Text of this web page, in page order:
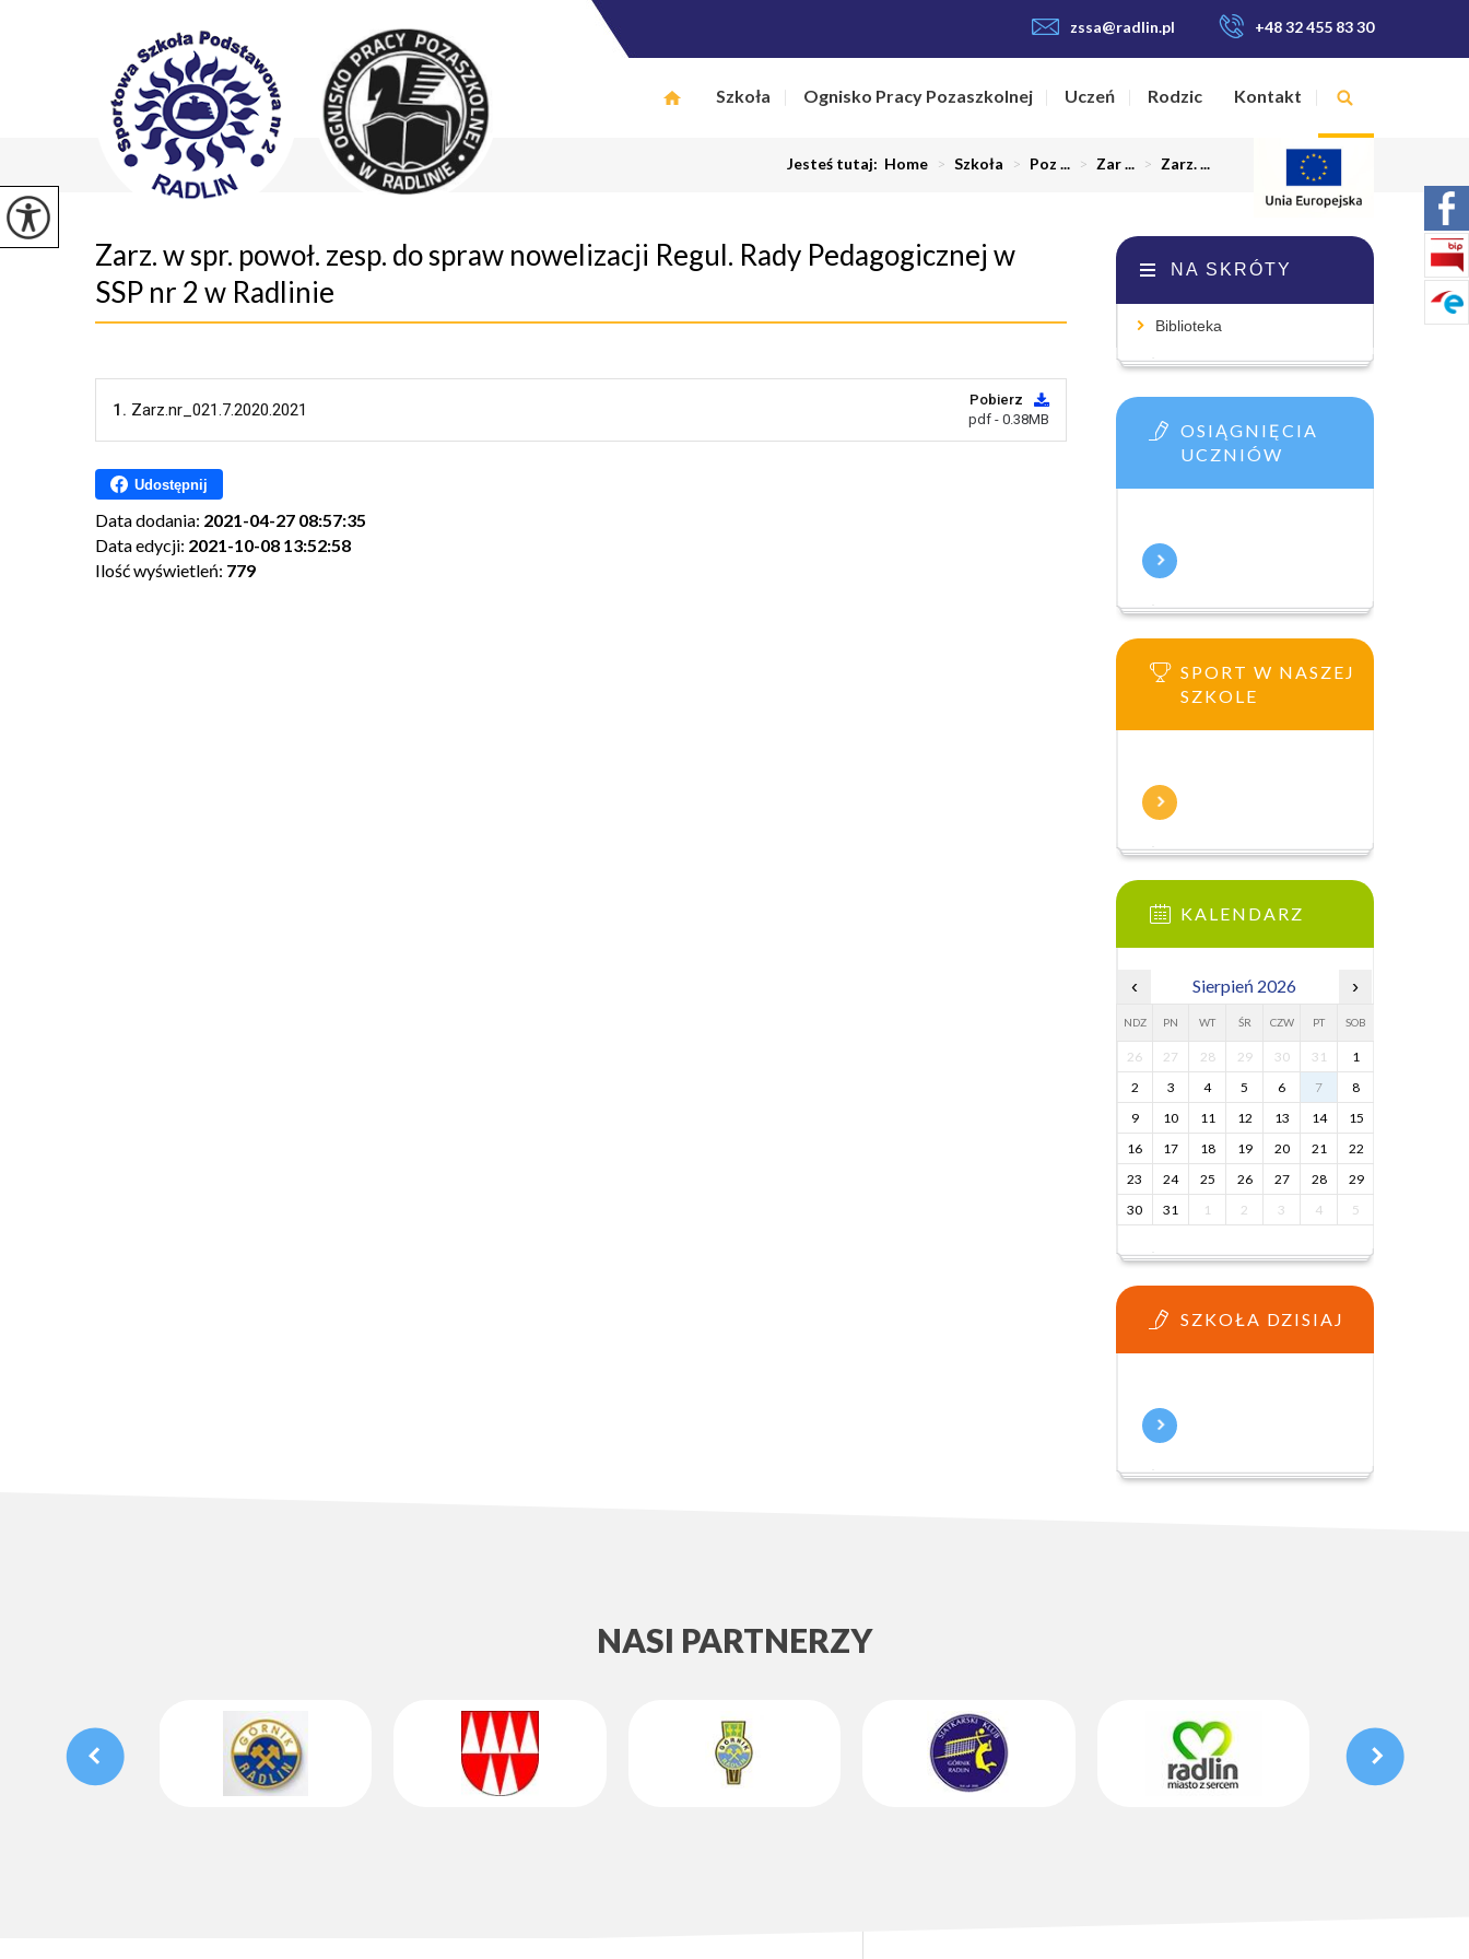
zssa@radlin.pl +48 32 455 83 30
Szkoła Ognisko Pracy Pozaszkolnej Uczeń Rodzic Kontakt
Jesteś tutaj: Home > Szkoła > Poz ... > Zar ... > Zarz. ...
Zarz. w spr. powoł. zesp. do spraw nowelizacji Regul. Rady Pedagogicznej w
SSP nr 2 w Radlinie
1. Zarz.nr_021.7.2020.2021
Pobierz
pdf - 0.38MB
Udostępnij
Data dodania: 2021-04-27 08:57:35
Data edycji: 2021-10-08 13:52:58
Ilość wyświetleń: 779
NA SKRÓTY
Biblioteka
OSIĄGNIĘCIA
UCZNIÓW
SPORT W NASZEJ
SZKOLE
KALENDARZ
‹ Sierpień 2026 ›
NDZ PN WT ŚR CZW PT SOB
26 27 28 29 30 31
1
2
3 4 5 6 7
8
9
10 11 12 13 14
15
16
17 18 19 20 21
22
23
24 25 26 27 28
29
30
31 1 2 3 4 5
SZKOŁA DZISIAJ
NASI PARTNERZY